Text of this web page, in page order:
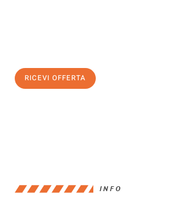
RICEVI OFFERTA
INFO